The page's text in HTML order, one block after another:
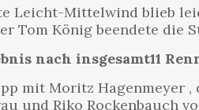
Leicht-Mittelwind blieb
Tom König beendete die
nach insgesamt11
mit Moritz Hagenmeyer
und Riko Rockenbauch